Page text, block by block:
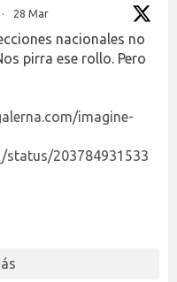
· 28 Mar
nacionales no
pirra ese rollo. Pero
imagine-
status/203784931533